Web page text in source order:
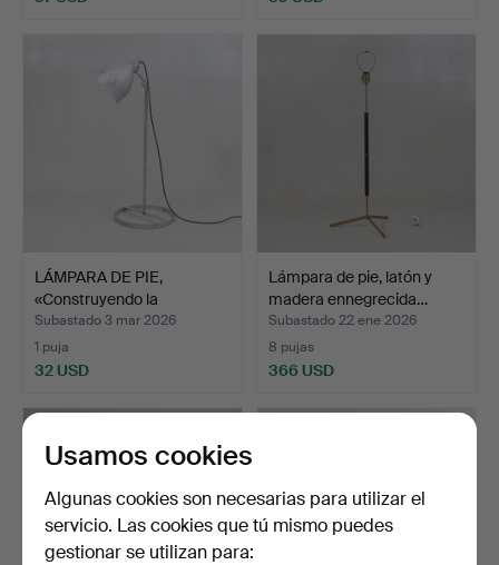
LÁMPARA DE PIE,
«Construyendo la
lámpara»,…
Subastado 3 mar 2026
1 puja
32 USD
Lámpara de pie, latón y
madera ennegrecida…
Subastado 22 ene 2026
8 pujas
366 USD
Usamos cookies
Algunas cookies son necesarias para utilizar el
servicio. Las cookies que tú mismo puedes
gestionar se utilizan para: